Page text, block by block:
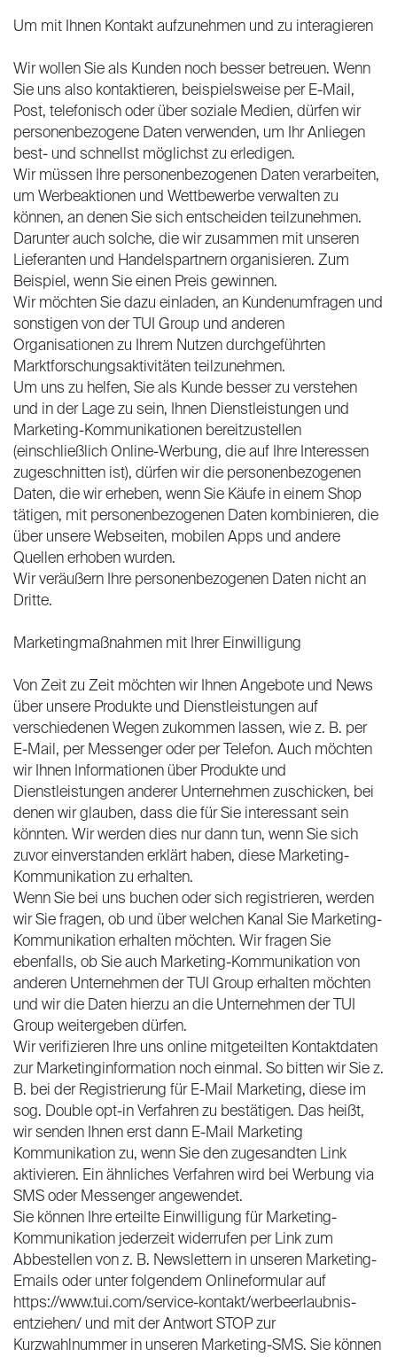
Um mit Ihnen Kontakt aufzunehmen und zu interagieren
Wir wollen Sie als Kunden noch besser betreuen. Wenn
Sie uns also kontaktieren, beispielsweise per E-Mail,
Post, telefonisch oder über soziale Medien, dürfen wir
personenbezogene Daten verwenden, um Ihr Anliegen
best- und schnellst möglichst zu erledigen.
Wir müssen Ihre personenbezogenen Daten verarbeiten,
um Werbeaktionen und Wettbewerbe verwalten zu
können, an denen Sie sich entscheiden teilzunehmen.
Darunter auch solche, die wir zusammen mit unseren
Lieferanten und Handelspartnern organisieren. Zum
Beispiel, wenn Sie einen Preis gewinnen.
Wir möchten Sie dazu einladen, an Kundenumfragen und
sonstigen von der TUI Group und anderen
Organisationen zu Ihrem Nutzen durchgeführten
Marktforschungsaktivitäten teilzunehmen.
Um uns zu helfen, Sie als Kunde besser zu verstehen
und in der Lage zu sein, Ihnen Dienstleistungen und
Marketing-Kommunikationen bereitzustellen
(einschließlich Online-Werbung, die auf Ihre Interessen
zugeschnitten ist), dürfen wir die personenbezogenen
Daten, die wir erheben, wenn Sie Käufe in einem Shop
tätigen, mit personenbezogenen Daten kombinieren, die
über unsere Webseiten, mobilen Apps und andere
Quellen erhoben wurden.
Wir veräußern Ihre personenbezogenen Daten nicht an
Dritte.
Marketingmaßnahmen mit Ihrer Einwilligung
Von Zeit zu Zeit möchten wir Ihnen Angebote und News
über unsere Produkte und Dienstleistungen auf
verschiedenen Wegen zukommen lassen, wie z. B. per
E-Mail, per Messenger oder per Telefon. Auch möchten
wir Ihnen Informationen über Produkte und
Dienstleistungen anderer Unternehmen zuschicken, bei
denen wir glauben, dass die für Sie interessant sein
könnten. Wir werden dies nur dann tun, wenn Sie sich
zuvor einverstanden erklärt haben, diese Marketing-
Kommunikation zu erhalten.
Wenn Sie bei uns buchen oder sich registrieren, werden
wir Sie fragen, ob und über welchen Kanal Sie Marketing-
Kommunikation erhalten möchten. Wir fragen Sie
ebenfalls, ob Sie auch Marketing-Kommunikation von
anderen Unternehmen der TUI Group erhalten möchten
und wir die Daten hierzu an die Unternehmen der TUI
Group weitergeben dürfen.
Wir verifizieren Ihre uns online mitgeteilten Kontaktdaten
zur Marketinginformation noch einmal. So bitten wir Sie z.
B. bei der Registrierung für E-Mail Marketing, diese im
sog. Double opt-in Verfahren zu bestätigen. Das heißt,
wir senden Ihnen erst dann E-Mail Marketing
Kommunikation zu, wenn Sie den zugesandten Link
aktivieren. Ein ähnliches Verfahren wird bei Werbung via
SMS oder Messenger angewendet.
Sie können Ihre erteilte Einwilligung für Marketing-
Kommunikation jederzeit widerrufen per Link zum
Abbestellen von z. B. Newslettern in unseren Marketing-
Emails oder unter folgendem Onlineformular auf
https://www.tui.com/service-kontakt/werbeerlaubnis-
entziehen/ und mit der Antwort STOP zur
Kurzwahlnummer in unseren Marketing-SMS. Sie können